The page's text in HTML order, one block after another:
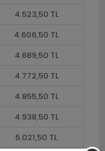
4.523,50 TL
4.606,50 TL
4.689,50 TL
4.772,50 TL
4.855,50 TL
4.938,50 TL
5.021,50 TL